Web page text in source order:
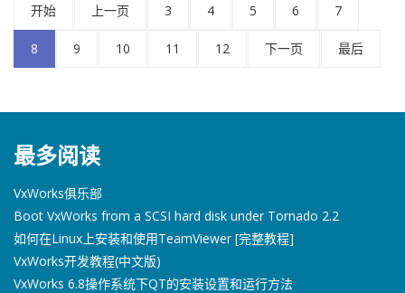
开始 上一页 3 4 5 6 7
8 9 10 11 12 下一页 最后
最多阅读
VxWorks俱乐部
Boot VxWorks from a SCSI hard disk under Tornado 2.2
如何在Linux上安装和使用TeamViewer [完整教程]
VxWorks开发教程(中文版)
VxWorks 6.8操作系统下QT的安装设置和运行方法